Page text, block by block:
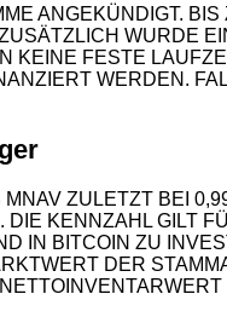
ANGEKÜNDIGT.
WURDE
KEINE FESTE
WERDEN.
ZULETZT BEI
KENNZAHL GILT
IN BITCOIN ZU
DER